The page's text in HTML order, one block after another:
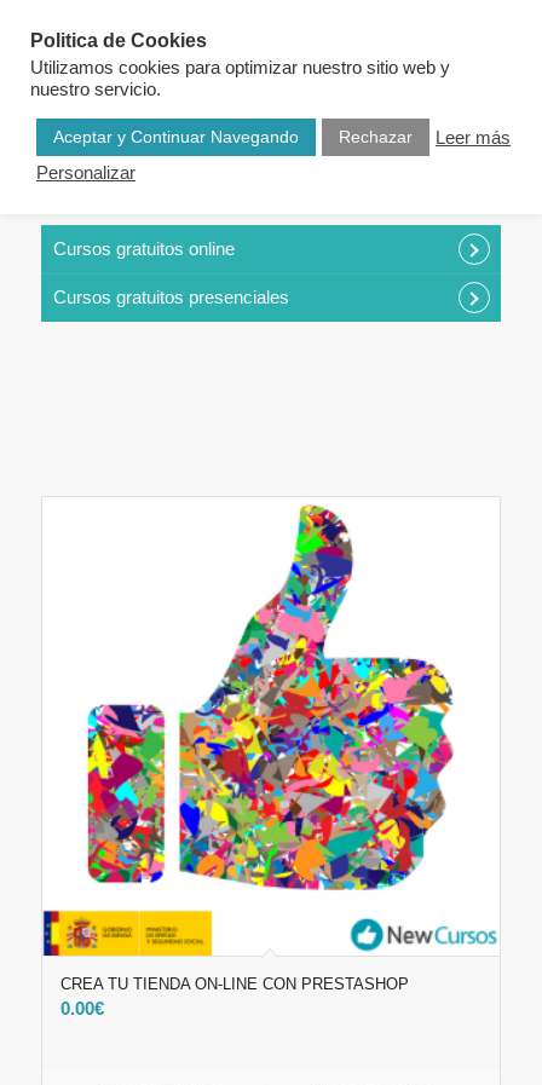
Cursos gratuitos online
Cursos gratuitos presenciales
CREA TU TIENDA ON-LINE CON PRESTASHOP
0.00€
Politica de Cookies
Utilizamos cookies para optimizar nuestro sitio web y
nuestro servicio.
Aceptar y Continuar Navegando Rechazar
Leer más
Personalizar